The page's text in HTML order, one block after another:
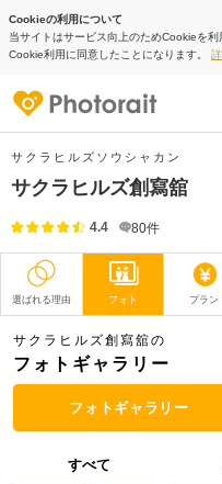
Cookieの利用について
当サイトはサービス向上のためCookieを
Cookie利用に同意したことになります。
サクラヒルズソウシャカン
サクラヒルズ創寫舘
4.4 80件
選ばれる理由 フォト プラン
撮影レポート
衣装
アクセス/TEL
サクラヒルズ創寫舘の
フォトギャラリー
フォトギャラリー
すべて